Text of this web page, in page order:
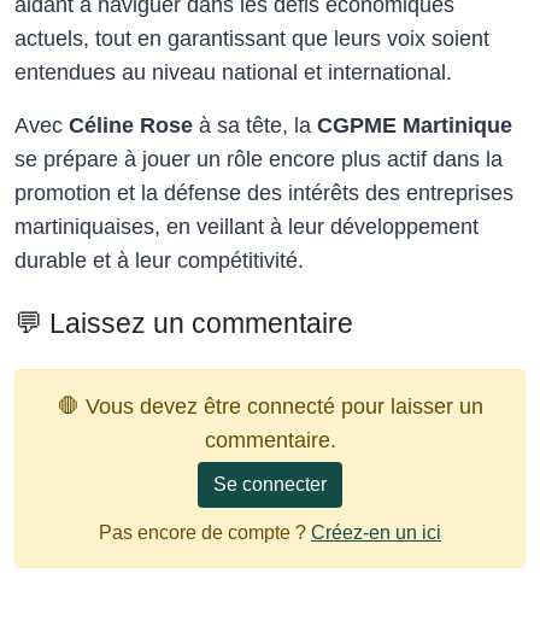
aidant à naviguer dans les défis économiques
actuels, tout en garantissant que leurs voix soient
entendues au niveau national et international.
Avec Céline Rose à sa tête, la CGPME Martinique
se prépare à jouer un rôle encore plus actif dans la
promotion et la défense des intérêts des entreprises
martiniquaises, en veillant à leur développement
durable et à leur compétitivité.
💬 Laissez un commentaire
🛑 Vous devez être connecté pour laisser un
commentaire.
Se connecter
Pas encore de compte ? Créez-en un ici